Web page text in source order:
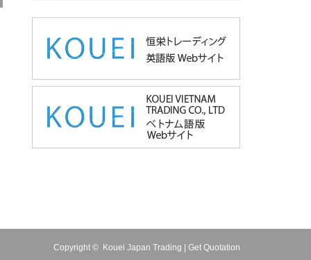
Copyright © Kouei Japan Trading | Get Quotation